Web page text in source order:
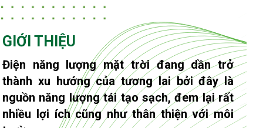
GIỚI THIỆU
Điện năng lượng mặt trời đang dần trở
thành xu hướng của tương lai bởi đây là
nguồn năng lượng tái tạo sạch, đem lại rất
nhiều lợi ích cũng như thân thiện với môi